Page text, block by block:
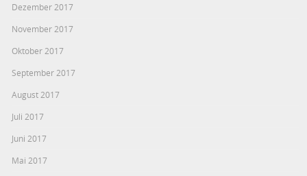
Dezember 2017
November 2017
Oktober 2017
September 2017
August 2017
Juli 2017
Juni 2017
Mai 2017